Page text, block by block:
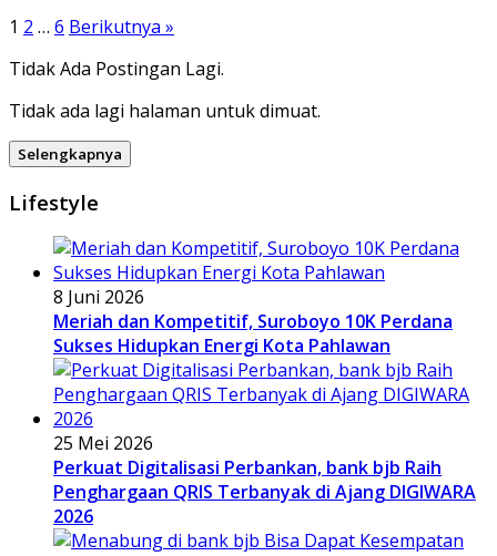
1 2 … 6 Berikutnya »
Tidak Ada Postingan Lagi.
Tidak ada lagi halaman untuk dimuat.
Selengkapnya
Lifestyle
8 Juni 2026
Meriah dan Kompetitif, Suroboyo 10K Perdana
Sukses Hidupkan Energi Kota Pahlawan
25 Mei 2026
Perkuat Digitalisasi Perbankan, bank bjb Raih
Penghargaan QRIS Terbanyak di Ajang DIGIWARA
2026